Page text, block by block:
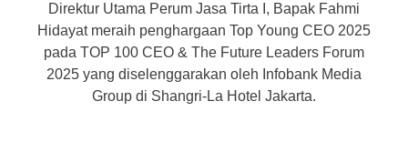
Direktur Utama Perum Jasa Tirta I, Bapak Fahmi
Hidayat meraih penghargaan Top Young CEO 2025
pada TOP 100 CEO & The Future Leaders Forum
2025 yang diselenggarakan oleh Infobank Media
Group di Shangri-La Hotel Jakarta.